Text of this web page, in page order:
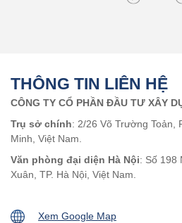
THÔNG TIN LIÊN HỆ
CÔNG TY CỔ PHẦN ĐẦU TƯ XÂY
Trụ sở chính: 2/26 Võ Trường Toản,
Minh, Việt Nam.
Văn phòng đại diện Hà Nội: Số 198
Xuân, TP. Hà Nội, Việt Nam.
Xem Google Map